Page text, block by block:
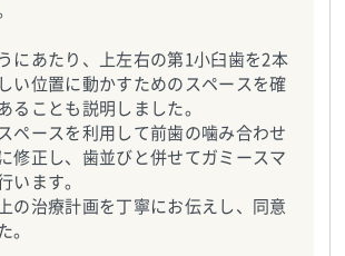
にあたり、上左右の第1小臼歯を2本
い位置に動かすためのスペースを確
ることも説明しました。
ペースを利用して前歯の噛み合わせ
修正し、歯並びと併せてガミースマ
います。
の治療計画を丁寧にお伝えし、同意
。